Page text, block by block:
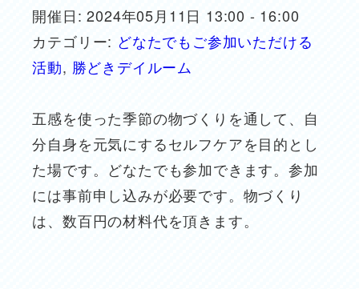
開催日: 2024年05月11日 13:00 - 16:00
カテゴリー: どなたでもご参加いただける
活動, 勝どきデイルーム
五感を使った季節の物づくりを通して、自
分自身を元気にするセルフケアを目的とし
た場です。どなたでも参加できます。参加
には事前申し込みが必要です。物づくり
は、数百円の材料代を頂きます。